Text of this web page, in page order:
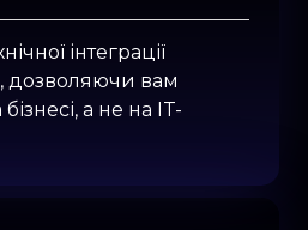
інтеграції
, дозволяючи вам
а не на IT-